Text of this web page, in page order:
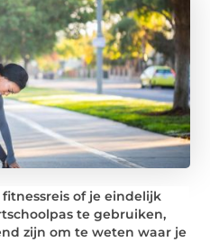
of je eindelijk
te gebruiken,
zijn om te weten waar je